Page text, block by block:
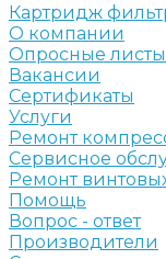
Картридж
О компании
Опросные листы
Вакансии
Сертификаты
Услуги
Ремонт
Сервисное
Ремонт
Помощь
Вопрос - ответ
Производители